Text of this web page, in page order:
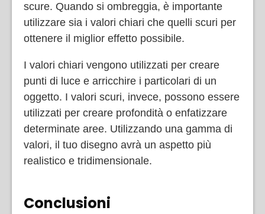
scure. Quando si ombreggia, è importante
utilizzare sia i valori chiari che quelli scuri per
ottenere il miglior effetto possibile.
I valori chiari vengono utilizzati per creare
punti di luce e arricchire i particolari di un
oggetto. I valori scuri, invece, possono essere
utilizzati per creare profondità o enfatizzare
determinate aree. Utilizzando una gamma di
valori, il tuo disegno avrà un aspetto più
realistico e tridimensionale.
Conclusioni